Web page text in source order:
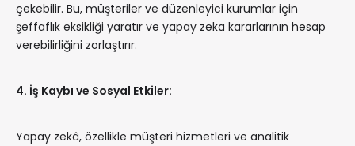
çekebilir. Bu, müşteriler ve düzenleyici kurumlar için
şeffaflık eksikliği yaratır ve yapay zeka kararlarının hesap
verebilirliğini zorlaştırır.
4. İş Kaybı ve Sosyal Etkiler:
Yapay zekâ, özellikle müşteri hizmetleri ve analitik